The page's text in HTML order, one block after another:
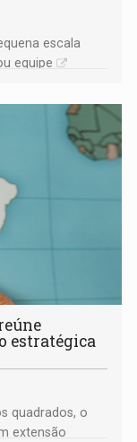
escala
equipe
estratégica
quadrados, o
extensão